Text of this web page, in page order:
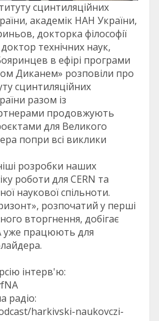
сцинтиляційних
академік НАН України,
докторка філософії
технічних наук,
в ефірі програми
Диканем» розповіли про
сцинтиляційних
разом із
продовжують
для Великого
попри всі виклики
розробки наших
роботи для CERN та
наукової спільноти.
розпочатий у перші
вторгнення, добігає
уже працюють для
інтерв'ю:
радіо:
harkivski-naukovczi-